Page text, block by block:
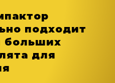
подходит
больших
для